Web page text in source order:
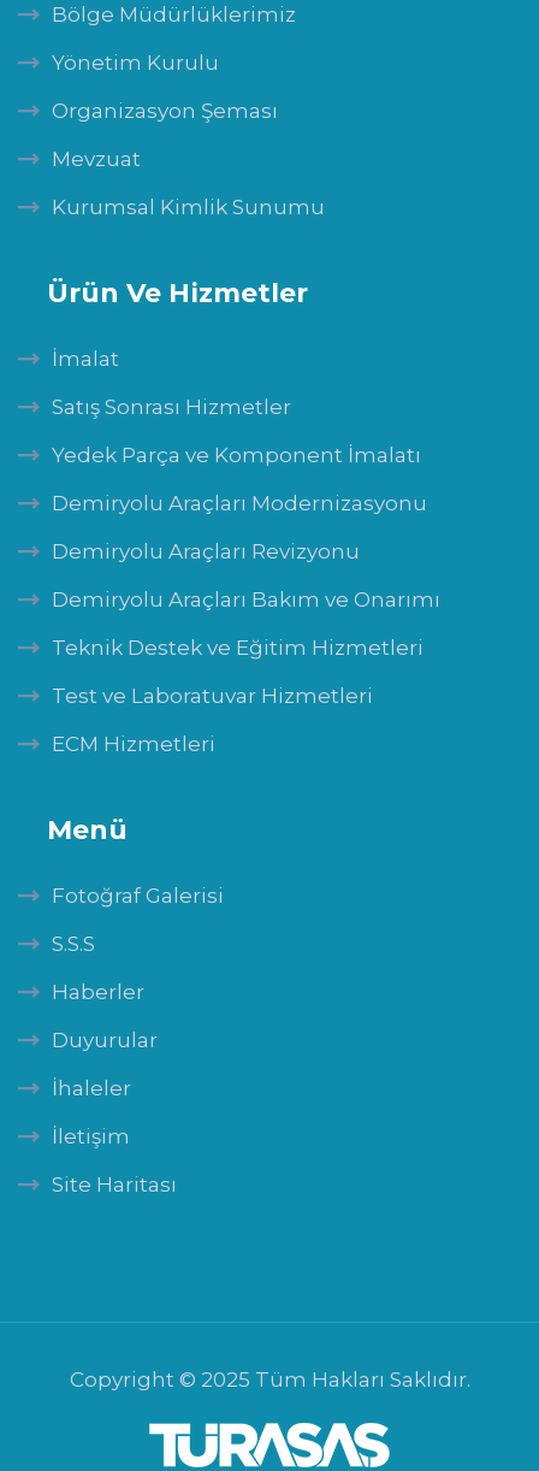
Bölge Müdürlüklerimiz
Yönetim Kurulu
Organizasyon Şeması
Mevzuat
Kurumsal Kimlik Sunumu
Ürün Ve Hizmetler
İmalat
Satış Sonrası Hizmetler
Yedek Parça ve Komponent İmalatı
Demiryolu Araçları Modernizasyonu
Demiryolu Araçları Revizyonu
Demiryolu Araçları Bakım ve Onarımı
Teknik Destek ve Eğitim Hizmetleri
Test ve Laboratuvar Hizmetleri
ECM Hizmetleri
Menü
Fotoğraf Galerisi
S.S.S
Haberler
Duyurular
İhaleler
İletişim
Site Haritası
Copyright © 2025 Tüm Hakları Saklıdır.